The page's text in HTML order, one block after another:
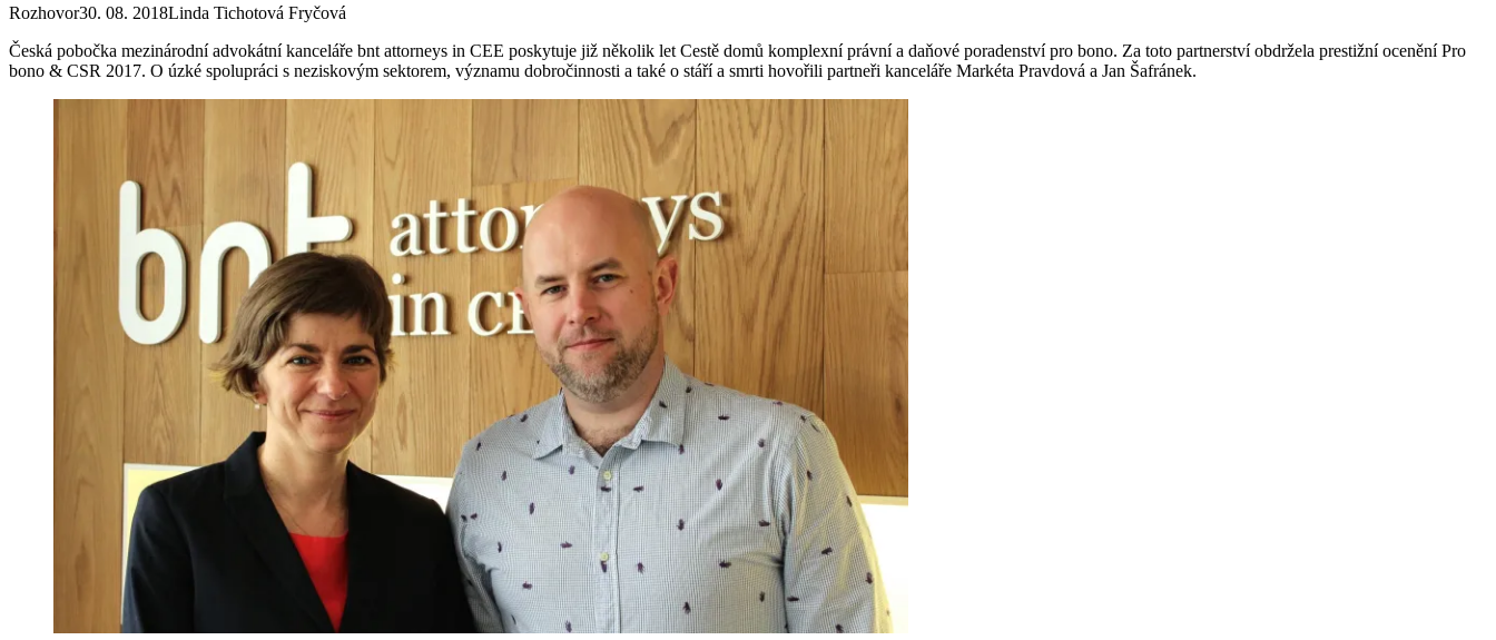
Rozhovor30. 08. 2018Linda Tichotová Fryčová
Česká pobočka mezinárodní advokátní kanceláře bnt attorneys in CEE poskytuje již několik let Cestě domů komplexní právní a daňové poradenství pro bono. Za toto partnerství obdržela prestižní ocenění Pro
bono & CSR 2017. O úzké spolupráci s neziskovým sektorem, významu dobročinnosti a také o stáří a smrti hovořili partneři kanceláře Markéta Pravdová a Jan Šafránek.